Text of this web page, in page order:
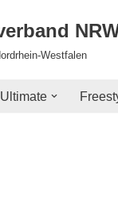
Westfalen
Ultimate